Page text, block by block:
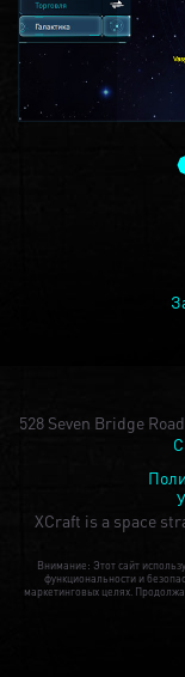
528 Seven Bridge
XCraft is a space
Внимание: Этот сайт
функциональности и
маркетинговых целях.